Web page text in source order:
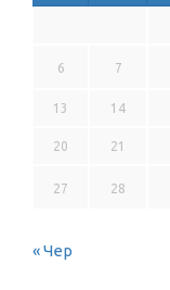
6 7
13 14
20 21
27 28
« Чер